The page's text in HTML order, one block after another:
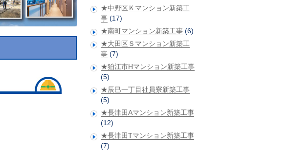
★中野区Ｋマンション新築工
事 (17)
★南町マンション新築工事 (6)
★大田区Ｓマンション新築工
事 (7)
★狛江市Hマンション新築工事
(5)
★辰巳一丁目社員寮新築工事
(5)
★長津田Aマンション新築工事
(12)
★長津田Tマンション新築工事
(7)